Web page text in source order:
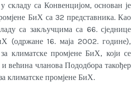
складу са Конвенцијом, основан је
БиХ са 32 представника. Као
са закључцима са 66. сједнице
(одржане 16. маја 2002. године),
климатске промјене БиХ, који се
и већина чланова Пододбора такођер
климатске промјене БиХ.